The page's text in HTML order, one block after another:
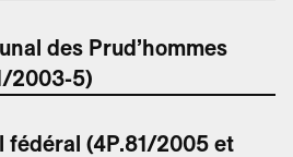
des Prud’hommes
2003-5)
fédéral (4P.81/2005 et